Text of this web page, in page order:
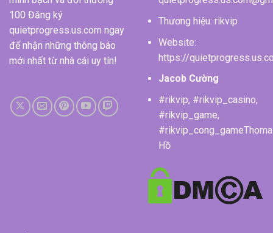
100 Đăng ký
quietprogress.us.com ngay
để nhận những thông báo
mới nhất từ nhà cái uy tín!
Thương hiệu: rikvip
Website:
https://
Jacob Cường
#rikvip, #rikvip_casino,
#rikvip_game,
Hồ